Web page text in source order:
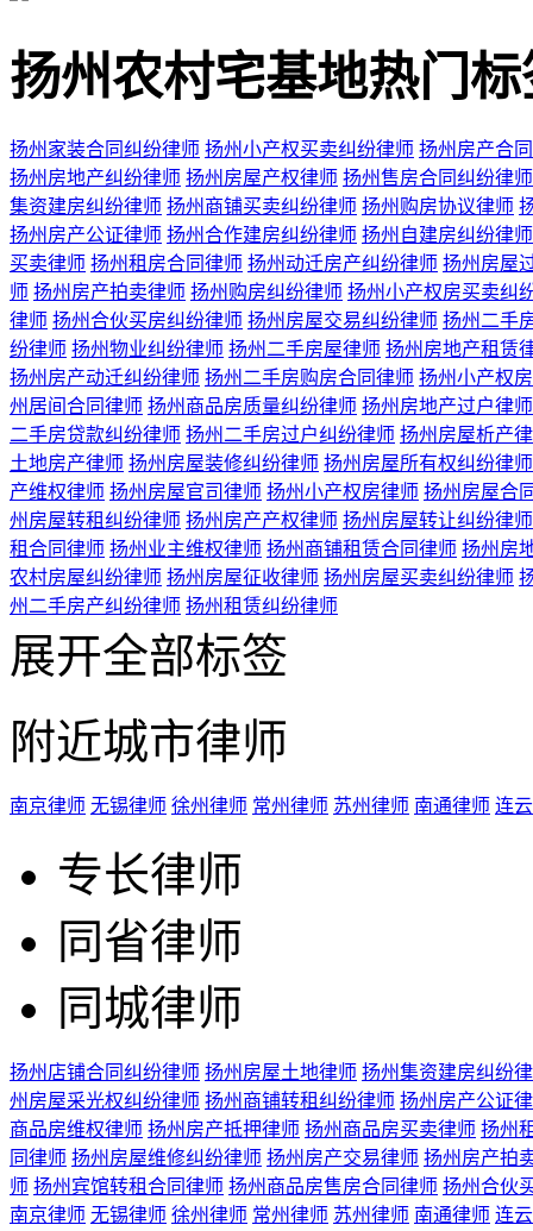
扬州农村宅基地热门标
扬州家装合同纠纷律师 扬州小产权买卖纠纷律师 扬州房产合
扬州房地产纠纷律师 扬州房屋产权律师 扬州售房合同纠纷律师
集资建房纠纷律师 扬州商铺买卖纠纷律师 扬州购房协议律师
扬州房产公证律师 扬州合作建房纠纷律师 扬州自建房纠纷律师
买卖律师 扬州租房合同律师 扬州动迁房产纠纷律师 扬州房屋
师 扬州房产拍卖律师 扬州购房纠纷律师 扬州小产权房买卖纠
律师 扬州合伙买房纠纷律师 扬州房屋交易纠纷律师 扬州二手
纷律师 扬州物业纠纷律师 扬州二手房屋律师 扬州房地产租赁
扬州房产动迁纠纷律师 扬州二手房购房合同律师 扬州小产权
州居间合同律师 扬州商品房质量纠纷律师 扬州房地产过户律师
二手房贷款纠纷律师 扬州二手房过户纠纷律师 扬州房屋析产
土地房产律师 扬州房屋装修纠纷律师 扬州房屋所有权纠纷律师
产维权律师 扬州房屋官司律师 扬州小产权房律师 扬州房屋合
州房屋转租纠纷律师 扬州房产产权律师 扬州房屋转让纠纷律师
租合同律师 扬州业主维权律师 扬州商铺租赁合同律师 扬州房
农村房屋纠纷律师 扬州房屋征收律师 扬州房屋买卖纠纷律师
州二手房产纠纷律师 扬州租赁纠纷律师
展开全部标签
附近城市律师
南京律师 无锡律师 徐州律师 常州律师 苏州律师 南通律师 连
专长律师
同省律师
同城律师
扬州店铺合同纠纷律师 扬州房屋土地律师 扬州集资建房纠纷
州房屋采光权纠纷律师 扬州商铺转租纠纷律师 扬州房产公证
商品房维权律师 扬州房产抵押律师 扬州商品房买卖律师 扬州
同律师 扬州房屋维修纠纷律师 扬州房产交易律师 扬州房产拍
师 扬州宾馆转租合同律师 扬州商品房售房合同律师 扬州合伙
南京律师 无锡律师 徐州律师 常州律师 苏州律师 南通律师 连